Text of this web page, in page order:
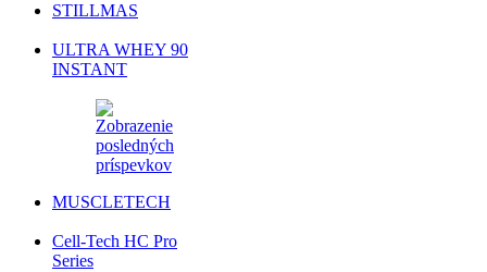
STILLMAS
ULTRA WHEY 90
INSTANT
MUSCLETECH
Cell-Tech HC Pro
Series